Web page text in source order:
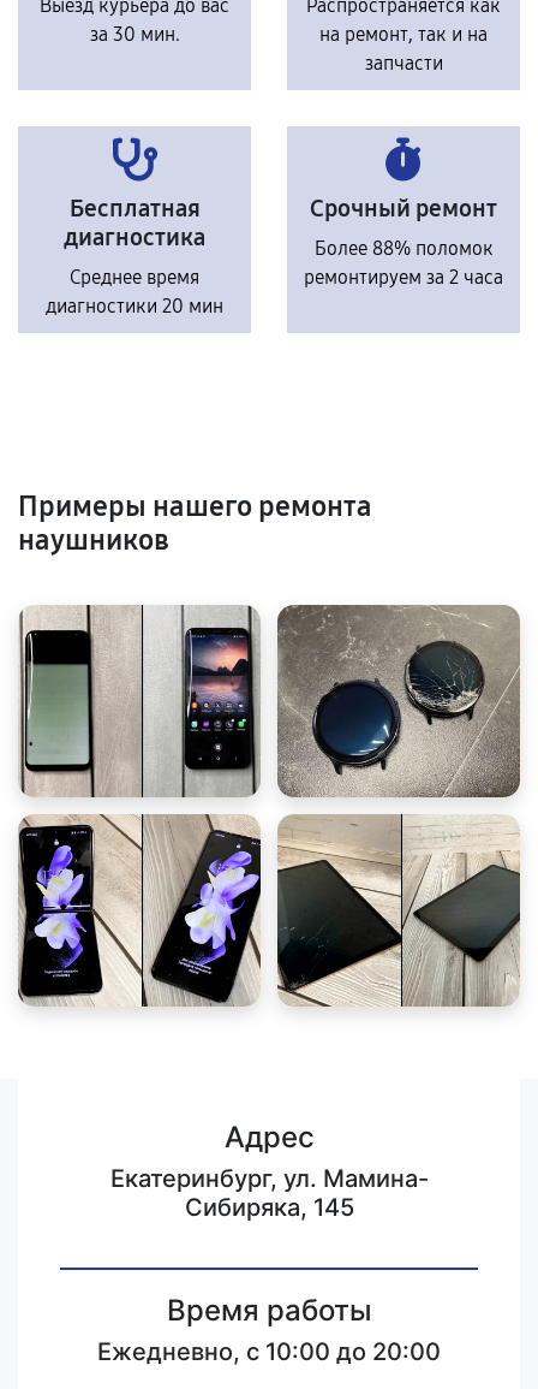
Выезд курьера до вас
за 30 мин.
Распространяется как
на ремонт, так и на
запчасти
Бесплатная
диагностика
Среднее время
диагностики 20 мин
Срочный ремонт
Более 88% поломок
ремонтируем за 2 часа
Примеры нашего ремонта
наушников
Адрес
Екатеринбург, ул. Мамина-
Сибиряка, 145
Время работы
Ежедневно, с 10:00 до 20:00